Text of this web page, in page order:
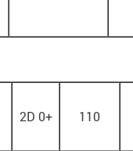
2D 0+ 110